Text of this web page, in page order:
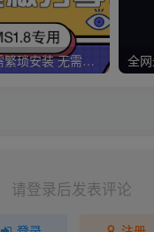
久草CMS 无需繁琐安装 无需配置CK 无需手动更新 一分钟拥有30000视频资源
请登录后发表评论